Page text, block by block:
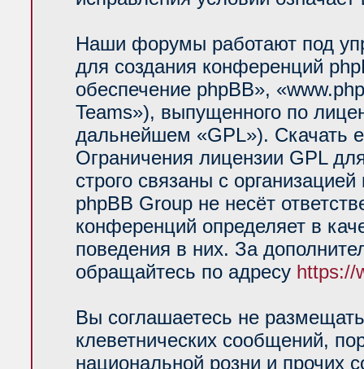
Наши форумы работают под
для создания конференций
обеспечение phpBB»,
Teams»), выпущенного по
дальнейшем «GPL»). Скачать
Ограничения лицензии GPL
строго связаны с
phpBB Group не несёт
конференций определяет в
поведения в них. За
обращайтесь по адресу https://
Вы соглашаетесь не
клеветнических сообщений,
национальной розни и прочих